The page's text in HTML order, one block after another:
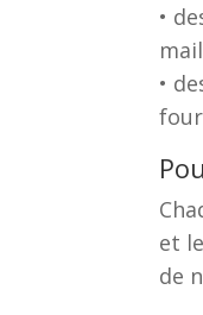
•
•
et
de